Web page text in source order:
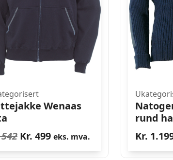
Wenaas
Opprinnelig
pris
Kr. 499Nåværende
pris
eks. mva.
rund
Kr.